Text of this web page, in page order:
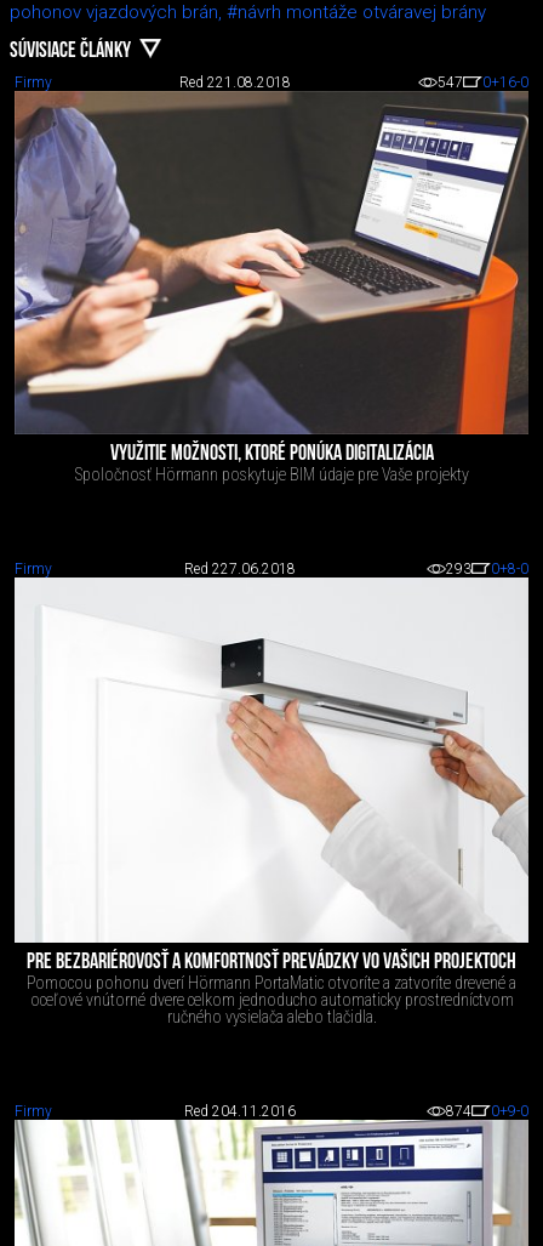
pohonov vjazdových brán, #návrh montáže otváravej brány
SÚVISIACE ČLÁNKY
Firmy Red 221.08.2018 547 0+16-0
VYUŽITIE MOŽNOSTI, KTORÉ PONÚKA DIGITALIZÁCIA
Spoločnosť Hörmann poskytuje BIM údaje pre Vaše projekty
Firmy Red 227.06.2018 293 0+8-0
PRE BEZBARIÉROVOSŤ A KOMFORTNOSŤ PREVÁDZKY VO VAŠICH PROJEKTOCH
Pomocou pohonu dverí Hörmann PortaMatic otvoríte a zatvoríte drevené a
oceľové vnútorné dvere celkom jednoducho automaticky prostredníctvom
ručného vysielača alebo tlačidla.
Firmy Red 204.11.2016 874 0+9-0